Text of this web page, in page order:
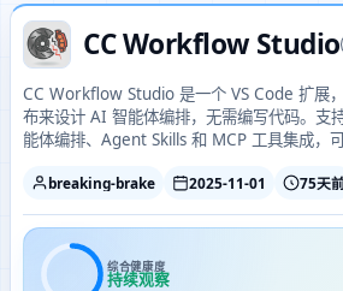
CC Workflow Studio
CC Workflow Studio 是一个 VS Code 扩展
布来设计 AI 智能体编排，无需编写代码。支
能体编排、Agent Skills 和 MCP 工具集成，
行。breaking-brake 2025-11-01 75天
综合健康度
持续观察